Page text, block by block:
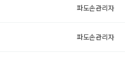
파도손관리자
파도손관리자